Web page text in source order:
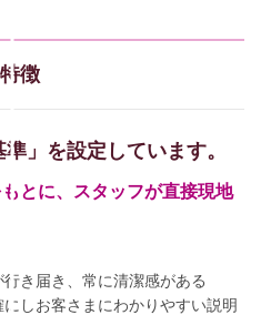
徴
」を設定しています。
とに、スタッフが直接現地
き届き、常に清潔感がある
しお客さまにわかりやすい説明